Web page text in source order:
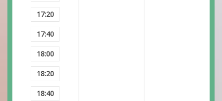
17:20
17:40
18:00
18:20
18:40